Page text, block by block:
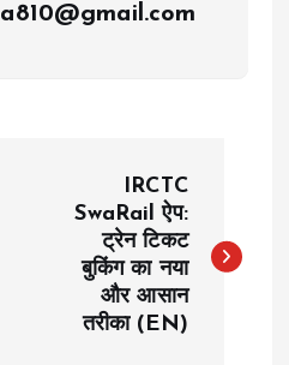
IRCTC
SwaRail ऐप:
ट्रेन टिकट
बुकिंग का नया
और आसान
तरीका (EN)